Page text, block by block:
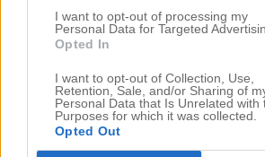
I want to opt-out of processing my
Personal Data for Targeted
Opted In
I want to opt-out of Collection, Use,
Retention, Sale, and/or Sharing of
Personal Data that Is Unrelated with
Purposes for which it was collected.
Opted Out